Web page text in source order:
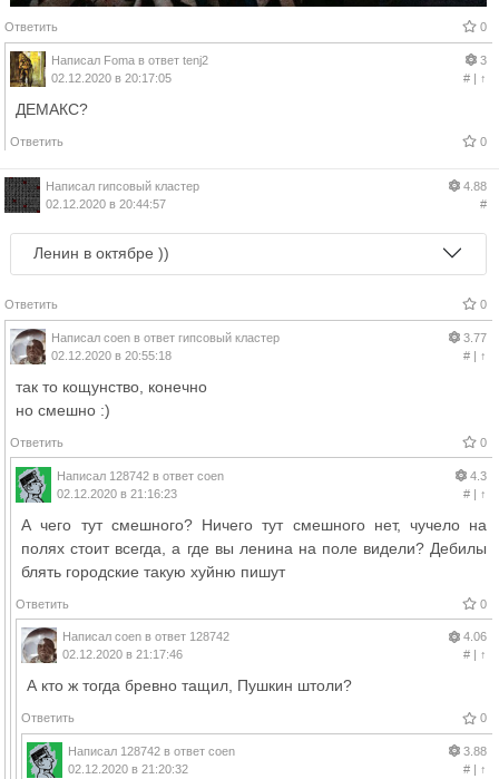
Ответить 0
Написал Foma в ответ tenj2
02.12.2020 в 20:17:05
3
#| ↑
ДЕМАКС?
Ответить 0
Написал гипсовый кластер
02.12.2020 в 20:44:57
4.88
#
Ленин в октябре ))
Ответить 0
Написал coen в ответ гипсовый кластер
02.12.2020 в 20:55:18
3.77
#| ↑
так то кощунство, конечно
но смешно :)
Ответить 0
Написал 128742 в ответ coen
02.12.2020 в 21:16:23
4.3
#| ↑
А чего тут смешного? Ничего тут смешного нет, чучело на
полях стоит всегда, а где вы ленина на поле видели? Дебилы
блять городские такую хуйню пишут
Ответить 0
Написал coen в ответ 128742
02.12.2020 в 21:17:46
4.06
#| ↑
А кто ж тогда бревно тащил, Пушкин штоли?
Ответить 0
Написал 128742 в ответ coen
02.12.2020 в 21:20:32
3.88
#| ↑